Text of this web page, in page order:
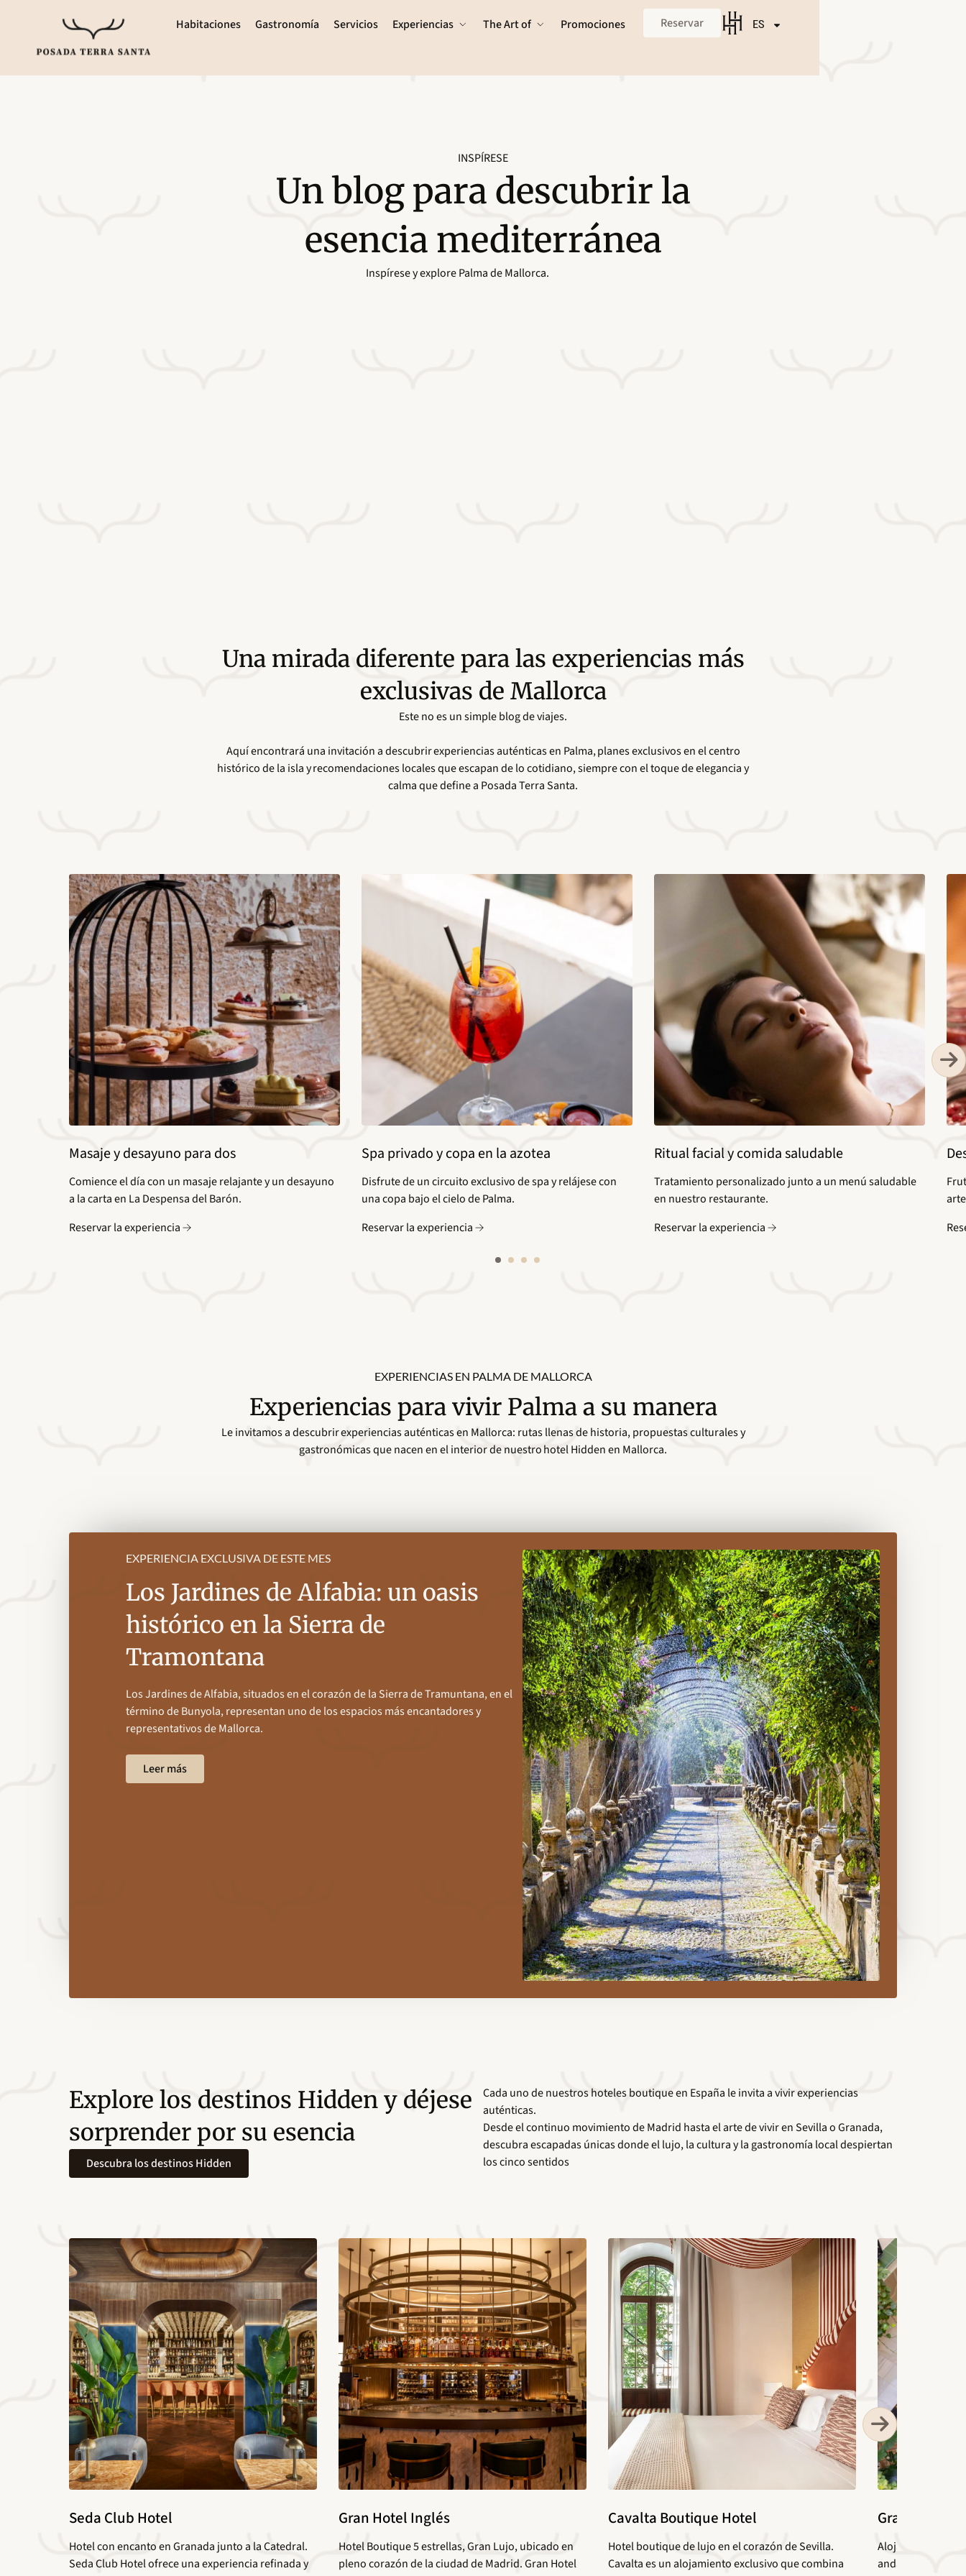
Habitaciones Gastronomía Servicios Experiencias The Art of Promociones Reservar ES
INSPÍRESE
Un blog para descubrir la
esencia mediterránea
Inspírese y explore Palma de Mallorca.
Una mirada diferente para las experiencias más
exclusivas de Mallorca
Este no es un simple blog de viajes.
Aquí encontrará una invitación a descubrir experiencias auténticas en Palma, planes exclusivos en el centro
histórico de la isla y recomendaciones locales que escapan de lo cotidiano, siempre con el toque de elegancia y
calma que define a Posada Terra Santa.
Masaje y desayuno para dos
Comience el día con un masaje relajante y un desayuno
a la carta en La Despensa del Barón.
Reservar la experiencia
Spa privado y copa en la azotea
Disfrute de un circuito exclusivo de spa y relájese con
una copa bajo el cielo de Palma.
Reservar la experiencia
Ritual facial y comida saludable
Tratamiento personalizado junto a un menú saludable
en nuestro restaurante.
Reservar la experiencia
EXPERIENCIAS EN PALMA DE MALLORCA
Experiencias para vivir Palma a su manera
Le invitamos a descubrir experiencias auténticas en Mallorca: rutas llenas de historia, propuestas culturales y
gastronómicas que nacen en el interior de nuestro hotel Hidden en Mallorca.
EXPERIENCIA EXCLUSIVA DE ESTE MES
Los Jardines de Alfabia: un oasis
histórico en la Sierra de
Tramontana
Los Jardines de Alfabia, situados en el corazón de la Sierra de Tramuntana, en el
término de Bunyola, representan uno de los espacios más encantadores y
representativos de Mallorca.
Leer más
Explore los destinos Hidden y déjese
sorprender por su esencia
Descubra los destinos Hidden
Cada uno de nuestros hoteles boutique en España le invita a vivir experiencias
auténticas.
Desde el continuo movimiento de Madrid hasta el arte de vivir en Sevilla o Granada,
descubra escapadas únicas donde el lujo, la cultura y la gastronomía local despiertan
los cinco sentidos
Seda Club Hotel
Hotel con encanto en Granada junto a la Catedral.
Seda Club Hotel ofrece una experiencia refinada y
Gran Hotel Inglés
Hotel Boutique 5 estrellas, Gran Lujo, ubicado en
pleno corazón de la ciudad de Madrid. Gran Hotel
Cavalta Boutique Hotel
Hotel boutique de lujo en el corazón de Sevilla.
Cavalta es un alojamiento exclusivo que combina
Gravina 51
Alojamiento con
andaluza.